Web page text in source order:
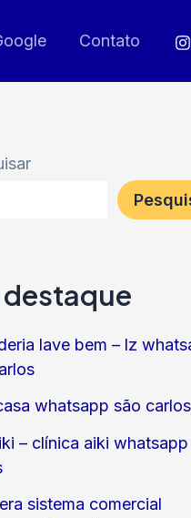
Contato
destaque
lave bem – lz
whatsapp são carlos
– clínica aiki whatsapp
sistema comercial